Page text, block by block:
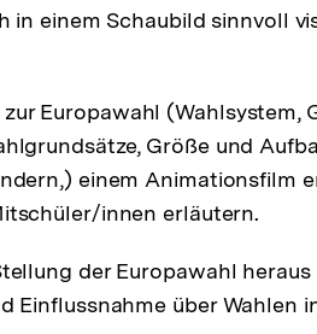
in einem Schaubild sinnvoll
Europawahl (Wahlsystem,
Größe und
einem Animationsfilm
innen erläutern.
der Europawahl
über Wahlen